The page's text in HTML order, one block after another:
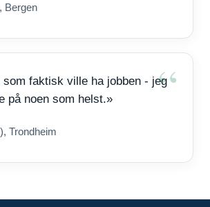
Bergen
som faktisk ville ha jobben - jeg
på noen som helst.»
Trondheim